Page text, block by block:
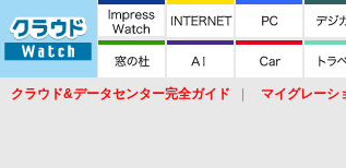
クラウド&データセンター完全ガイド マイグレーシ